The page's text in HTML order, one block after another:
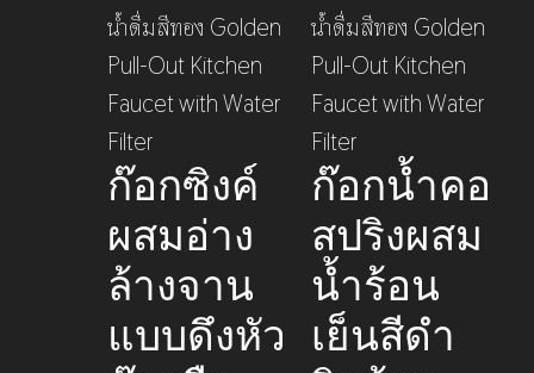
ก๊อกซิงค์
ผสมอ่าง
ล้างจาน
แบบดึงหัว
ก๊อกน้ำคอ
สปริงผสม
น้ำร้อน
เย็นสีดำ